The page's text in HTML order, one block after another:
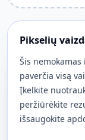
Pikselių
Šis
paverčia visą
Įkelkite
peržiūrėkite
išsaugokite